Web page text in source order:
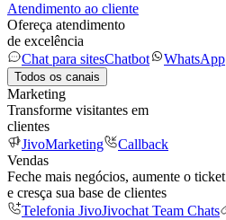
Atendimento ao cliente
Ofereça atendimento
de excelência
Chat para sitesChatbot WhatsApp
Todos os canais
Marketing
Transforme visitantes em
clientes
JivoMarketing
Callback
Vendas
Feche mais negócios, aumente o ticket
e cresça sua base de clientes
Telefonia JivoJivochat Team Chats